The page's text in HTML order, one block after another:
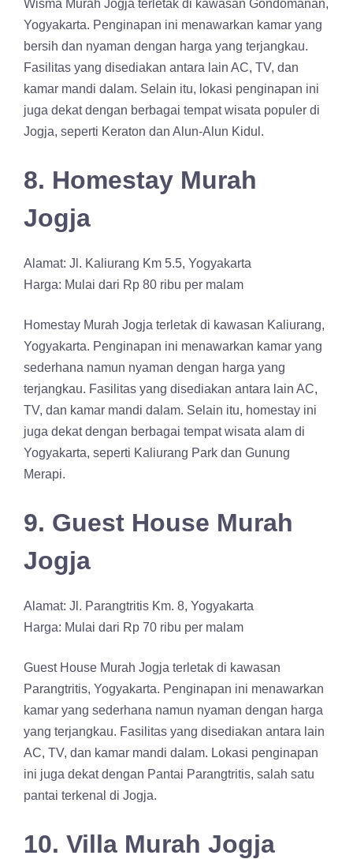
Wisma Murah Jogja terletak di kawasan Gondomanan,
Yogyakarta. Penginapan ini menawarkan kamar yang
bersih dan nyaman dengan harga yang terjangkau.
Fasilitas yang disediakan antara lain AC, TV, dan
kamar mandi dalam. Selain itu, lokasi penginapan ini
juga dekat dengan berbagai tempat wisata populer di
Jogja, seperti Keraton dan Alun-Alun Kidul.
8. Homestay Murah
Jogja
Alamat: Jl. Kaliurang Km 5.5, Yogyakarta
Harga: Mulai dari Rp 80 ribu per malam
Homestay Murah Jogja terletak di kawasan Kaliurang,
Yogyakarta. Penginapan ini menawarkan kamar yang
sederhana namun nyaman dengan harga yang
terjangkau. Fasilitas yang disediakan antara lain AC,
TV, dan kamar mandi dalam. Selain itu, homestay ini
juga dekat dengan berbagai tempat wisata alam di
Yogyakarta, seperti Kaliurang Park dan Gunung
Merapi.
9. Guest House Murah
Jogja
Alamat: Jl. Parangtritis Km. 8, Yogyakarta
Harga: Mulai dari Rp 70 ribu per malam
Guest House Murah Jogja terletak di kawasan
Parangtritis, Yogyakarta. Penginapan ini menawarkan
kamar yang sederhana namun nyaman dengan harga
yang terjangkau. Fasilitas yang disediakan antara lain
AC, TV, dan kamar mandi dalam. Lokasi penginapan
ini juga dekat dengan Pantai Parangtritis, salah satu
pantai terkenal di Jogja.
10. Villa Murah Jogja